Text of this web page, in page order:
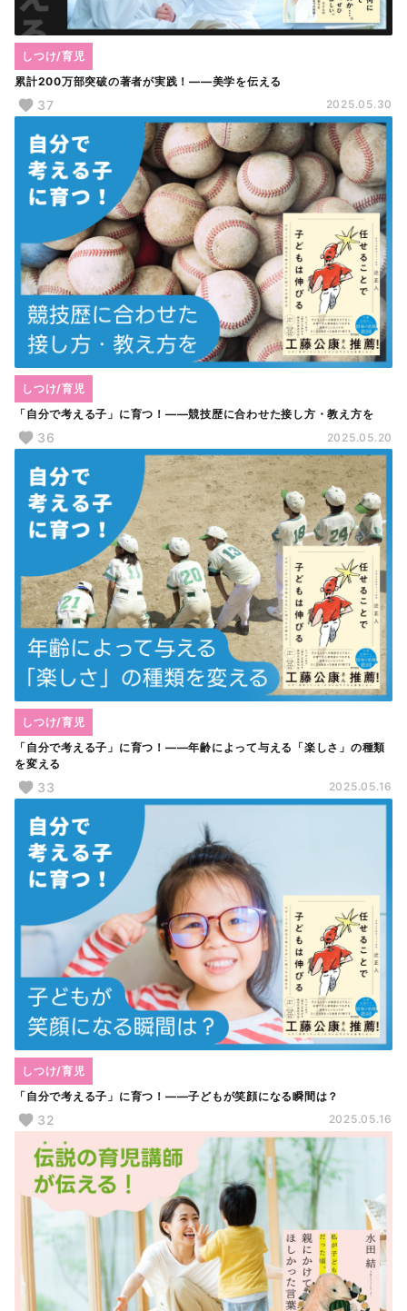
累計200万部突破の著者が実践！――美学を伝える
しつけ/育児
37 2025.05.30
「自分で考える子」に育つ！――競技歴に合わせた接し方・教え方を
しつけ/育児
36 2025.05.20
「自分で考える子」に育つ！――年齢によって与える「楽しさ」の種類
を変える
しつけ/育児
33 2025.05.16
「自分で考える子」に育つ！――子どもが笑顔になる瞬間は？
しつけ/育児
32 2025.05.16